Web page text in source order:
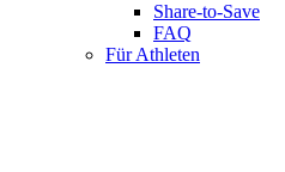
Share-to-Save
FAQ
Für Athleten